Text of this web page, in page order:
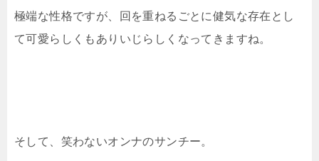
極端な性格ですが、回を重ねるごとに健気な存在とし
て可愛らしくもありいじらしくなってきますね。
そして、笑わないオンナのサンチー。